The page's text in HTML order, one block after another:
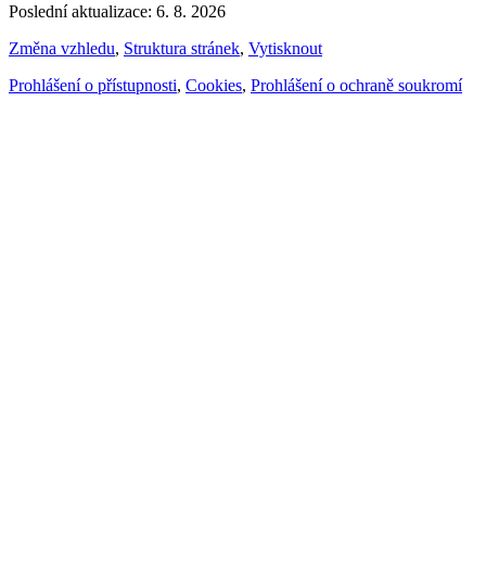
Poslední aktualizace: 6. 8. 2026
Změna vzhledu, Struktura stránek, Vytisknout
Prohlášení o přístupnosti, Cookies, Prohlášení o ochraně soukromí